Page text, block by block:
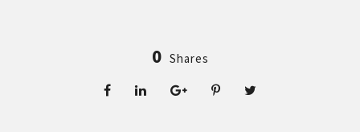
0 Shares